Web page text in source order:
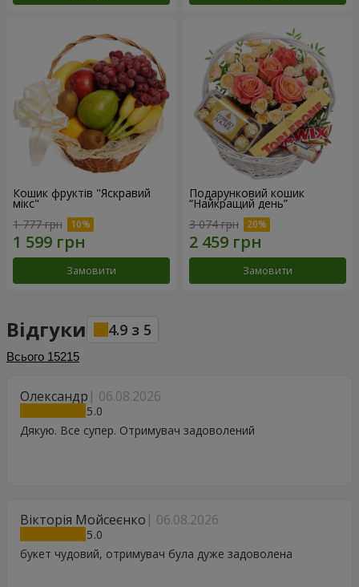
Кошик фруктів "Яскравий
мікс"
1 777 грн
Замовити
Подарунковий кошик
“Найкращий день”
3 074 грн
Замовити
Відгуки 4.9 з 5
Всього 15215
Олександр 06.08.2026
5
Дякую. Все супер. Отримувач задоволений
Вікторія Мойсеєнко 06.08.2026
5
букет чудовий, отримувач була дуже задоволена